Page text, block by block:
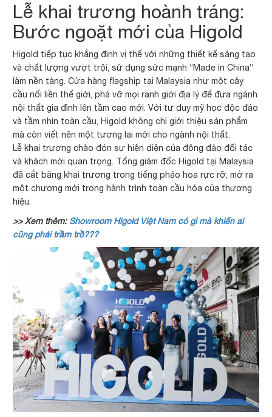
Lễ khai trương hoành tráng:
Bước ngoặt mới của Higold
Higold tiếp tục khẳng định vị thế với những thiết kế sáng tạo
và chất lượng vượt trội, sử dụng sức mạnh “Made in China”
làm nền tảng. Cửa hàng flagship tại Malaysia như một cây
cầu nối liền thế giới, phá vỡ mọi ranh giới địa lý để đưa ngành
nội thất gia đình lên tầm cao mới. Với tư duy mỹ học độc đáo
và tầm nhìn toàn cầu, Higold không chỉ giới thiệu sản phẩm
mà còn viết nên một tương lai mới cho ngành nội thất.
Lễ khai trương chào đón sự hiện diện của đông đảo đối tác
và khách mời quan trọng. Tổng giám đốc Higold tại Malaysia
đã cắt băng khai trương trong tiếng pháo hoa rực rỡ, mở ra
một chương mới trong hành trình toàn cầu hóa của thương
hiệu.
>> Xem thêm: Showroom Higold Việt Nam có gì mà khiến ai
cũng phải trầm trồ???